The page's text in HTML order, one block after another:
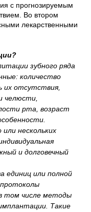
с прогнозируемым
Во втором
лекарственными
зубного ряда
количество
их отсутствия,
челюсти,
рта, возраст
нескольких
и долговечный
единиц или полной
том числе методы
Такие